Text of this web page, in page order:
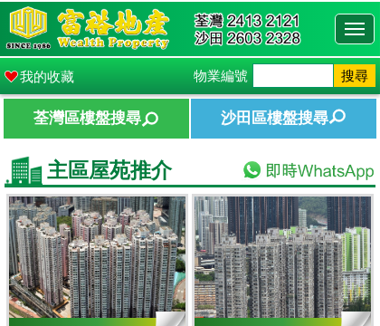
我的收藏 物業編號 搜尋
荃灣區樓盤搜尋 沙田區樓盤搜尋
主區屋苑推介